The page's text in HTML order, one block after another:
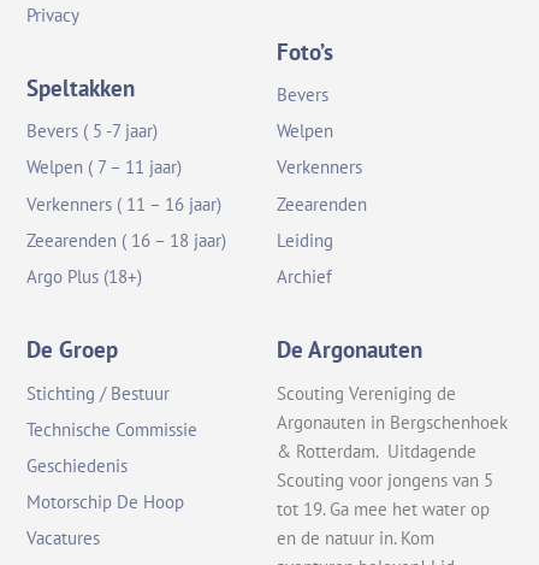
Privacy
Speltakken
Bevers ( 5 -7 jaar)
Welpen ( 7 – 11 jaar)
Verkenners ( 11 – 16 jaar)
Zeearenden ( 16 – 18 jaar)
Argo Plus (18+)
Foto’s
Bevers
Welpen
Verkenners
Zeearenden
Leiding
Archief
De Groep
Stichting / Bestuur
Technische Commissie
Geschiedenis
Motorschip De Hoop
Vacatures
De Argonauten
Scouting Vereniging de
Argonauten in Bergschenhoek
& Rotterdam. Uitdagende
Scouting voor jongens van 5
tot 19. Ga mee het water op
en de natuur in. Kom